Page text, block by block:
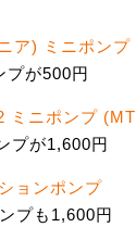
ア) ミニポンプ
プが500円
ミニポンプ
プが1,600円
ョンポンプ
プも1,600円